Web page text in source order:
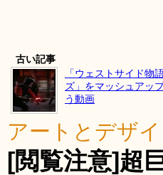
古い記事
「ウェストサイド物
ズ」をマッシュアッ
う動画
アートとデザ
[閲覧注意]超